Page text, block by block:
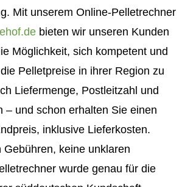
Mit unserem Online-Pelletrechner
bieten wir unseren Kunden
Möglichkeit, sich kompetent und
Pelletpreise in ihrer Region zu
Liefermenge, Postleitzahl und
– und schon erhalten Sie einen
inklusive Lieferkosten.
Gebühren, keine unklaren
wurde genau für die